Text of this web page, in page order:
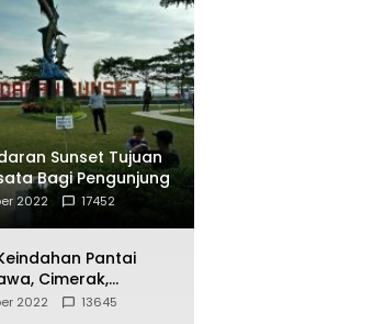
Sunset Tujuan
Bagi Pengunjung
2022 17452
Pantai
Cimerak,
2022 13645